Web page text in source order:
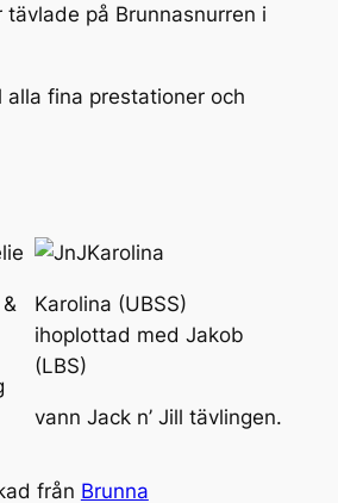
tävlade på Brunnasnurren i
fina prestationer och
Karolina (UBSS)
ihoplottad med Jakob
(LBS)
vann Jack n’ Jill tävlingen.
från Brunna